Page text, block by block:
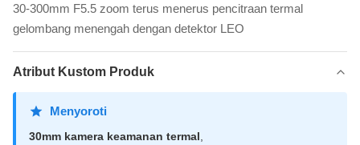
30-300mm F5.5 zoom terus menerus pencitraan termal
gelombang menengah dengan detektor LEO
Atribut Kustom Produk
Menyoroti
30mm kamera keamanan termal